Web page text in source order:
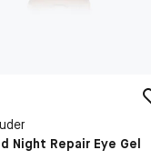
Night Repair Eye Gel